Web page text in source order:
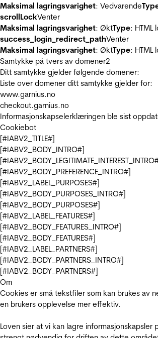
Maksimal lagringsvarighet: Vedvarende
scrollLockVenter
Maksimal lagringsvarighet: ØktType: HTML
success_login_redirect_pathVenter
Maksimal lagringsvarighet: ØktType: HTML
Samtykke på tvers av domener2
Ditt samtykke gjelder følgende domener:
Liste over domener ditt samtykke gjelder for:
www.garnius.no
checkout.garnius.no
Informasjonskapselerklæringen ble sist
Cookiebot
[#IABV2_TITLE#]
[#IABV2_BODY_INTRO#]
[#IABV2_BODY_PREFERENCE_INTRO#]
[#IABV2_LABEL_PURPOSES#]
[#IABV2_BODY_PURPOSES_INTRO#]
[#IABV2_BODY_PURPOSES#]
[#IABV2_LABEL_FEATURES#]
[#IABV2_BODY_FEATURES_INTRO#]
[#IABV2_BODY_FEATURES#]
[#IABV2_LABEL_PARTNERS#]
[#IABV2_BODY_PARTNERS_INTRO#]
[#IABV2_BODY_PARTNERS#]
Om
Cookies er små tekstfiler som kan brukes av
en brukers opplevelse mer effektiv.
Loven sier at vi kan lagre informasjonskapsler